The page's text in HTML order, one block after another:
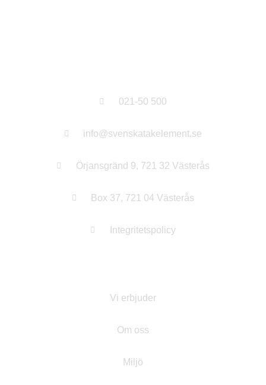
021-50 500
info@svenskatakelement.se
Örjansgränd 9, 721 32 Västerås
Box 37, 721 04 Västerås
Integritetspolicy
Vi erbjuder
Om oss
Miljö